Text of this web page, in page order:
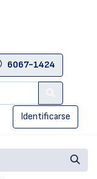
6067-1424
Identificarse